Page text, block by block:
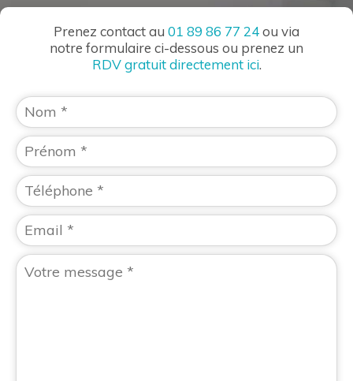
Prenez contact au 01 89 86 77 24ou via
notre formulaire ci-dessous ou prenez un
RDV gratuit directement ici.